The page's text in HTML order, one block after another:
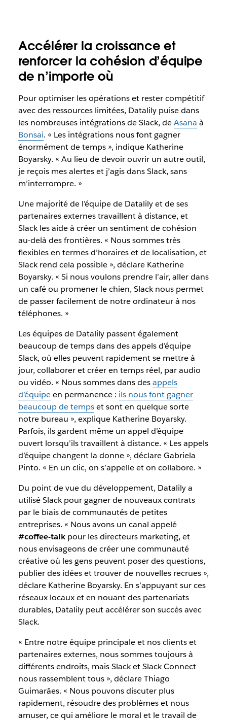
Accélérer la croissance et
renforcer la cohésion d’équipe
de n’importe où
Pour optimiser les opérations et rester compétitif
avec des ressources limitées, Datalily puise dans
les nombreuses intégrations de Slack, deAsana à
Bonsai. « Les intégrations nous font gagner
énormément de temps », indique Katherine
Boyarsky. « Au lieu de devoir ouvrir un autre outil,
je reçois mes alertes et j’agis dans Slack, sans
m’interrompre. »
Une majorité de l’équipe de Datalily et de ses
partenaires externes travaillent à distance, et
Slack les aide à créer un sentiment de cohésion
au-delà des frontières. « Nous sommes très
flexibles en termes d’horaires et de localisation, et
Slack rend cela possible », déclare Katherine
Boyarsky. « Si nous voulons prendre l’air, aller dans
un café ou promener le chien, Slack nous permet
de passer facilement de notre ordinateur à nos
téléphones. »
Les équipes de Datalily passent également
beaucoup de temps dans des appels d’équipe
Slack, où elles peuvent rapidement se mettre à
jour, collaborer et créer en temps réel, par audio
ou vidéo. « Nous sommes dans desappels
d’équipeen permanence : ils nous font gagner
beaucoup de tempset sont en quelque sorte
notre bureau », explique Katherine Boyarsky.
Parfois, ils gardent même un appel d’équipe
ouvert lorsqu’ils travaillent à distance. « Les appels
d’équipe changent la donne », déclare Gabriela
Pinto. « En un clic, on s’appelle et on collabore. »
Du point de vue du développement, Datalily a
utilisé Slack pour gagner de nouveaux contrats
par le biais de communautés de petites
entreprises. « Nous avons un canal appelé
#coffee-talkpour les directeurs marketing, et
nous envisageons de créer une communauté
créative où les gens peuvent poser des questions,
publier des idées et trouver de nouvelles recrues »,
déclare Katherine Boyarsky. En s’appuyant sur ces
réseaux locaux et en nouant des partenariats
durables, Datalily peut accélérer son succès avec
Slack.
« Entre notre équipe principale et nos clients et
partenaires externes, nous sommes toujours à
différents endroits, mais Slack et Slack Connect
nous rassemblent tous », déclare Thiago
Guimarães. « Nous pouvons discuter plus
rapidement, résoudre des problèmes et nous
amuser, ce qui améliore le moral et le travail de